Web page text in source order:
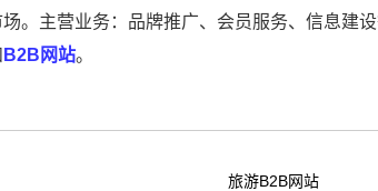
。主营业务：品牌推广、会员服务、信息建设
B2B网站。
旅游B2B网站